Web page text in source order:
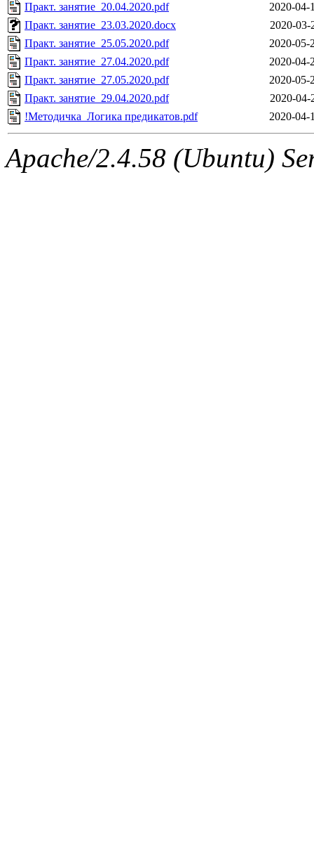
Практ. занятие_20.04.2020.pdf
2020-04-
Практ. занятие_23.03.2020.docx
2020-03-
Практ. занятие_25.05.2020.pdf
2020-05-
Практ. занятие_27.04.2020.pdf
2020-04-
Практ. занятие_27.05.2020.pdf
2020-05-
Практ. занятие_29.04.2020.pdf
2020-04-
!Методичка_Логика предикатов.pdf
2020-04-
Apache/2.4.58 (Ubuntu)